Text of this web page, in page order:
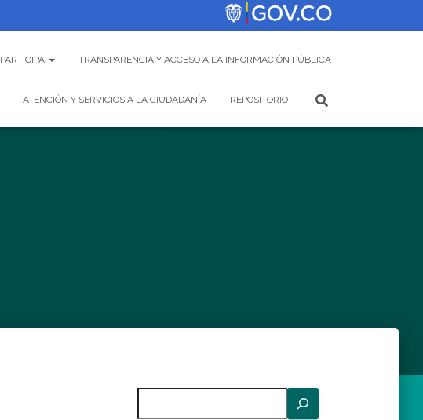
PARTICIPA TRANSPARENCIA Y ACCESO A LA INFORMACIÓN PÚBLICA
ATENCIÓN Y SERVICIOS A LA CIUDADANÍA REPOSITORIO